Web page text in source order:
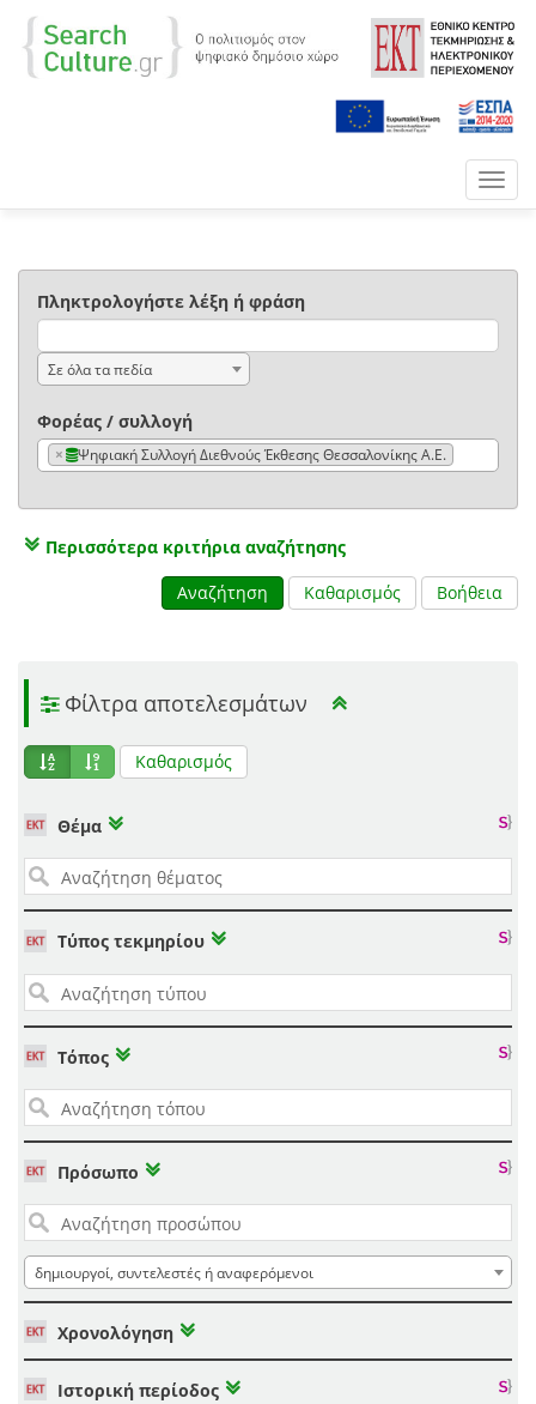
Πληκτρολογήστε λέξη ή φράση
Σε όλα τα πεδία
Φορέας / συλλογή
× Ψηφιακή Συλλογή Διεθνούς Έκθεσης Θεσσαλονίκης Α.Ε.
Περισσότερα κριτήρια αναζήτησης
Αναζήτηση
Καθαρισμός Βοήθεια
Φίλτρα αποτελεσμάτων
Καθαρισμός
Θέμα
Τύπος τεκμηρίου
Τόπος
Πρόσωπο
δημιουργοί, συντελεστές ή αναφερόμενοι
Χρονολόγηση
Ιστορική περίοδος